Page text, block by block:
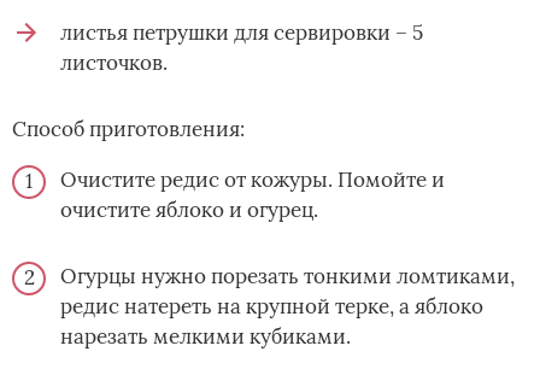
листья петрушки для сервировки – 5
листочков.
Способ приготовления:
Очистите редис от кожуры. Помойте и
очистите яблоко и огурец.
Огурцы нужно порезать тонкими ломтиками,
редис натереть на крупной терке, а яблоко
нарезать мелкими кубиками.